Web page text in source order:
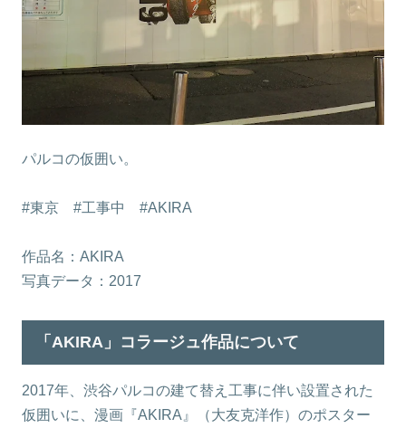
パルコの仮囲い。
#東京 #工事中 #AKIRA
作品名：AKIRA
写真データ：2017
「AKIRA」コラージュ作品について
2017年、渋谷パルコの建て替え工事に伴い設置された
仮囲いに、漫画『AKIRA』（大友克洋作）のポスター